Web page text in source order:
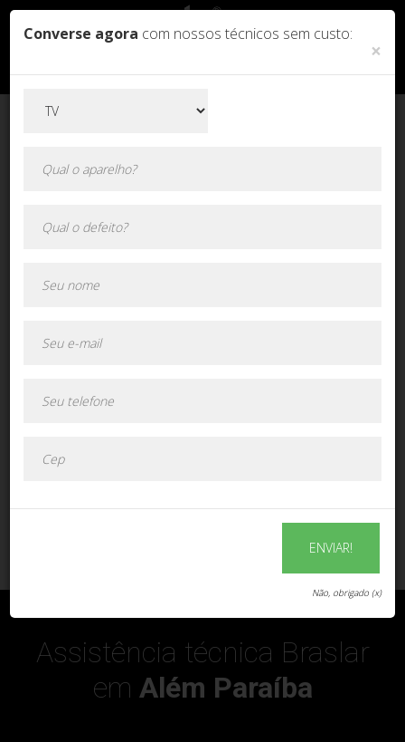
Assistência técnica Braslar
em Além Paraíba
Converse agora com nossos técnicos sem custo:
×
ENVIAR!
Não, obrigado (x)